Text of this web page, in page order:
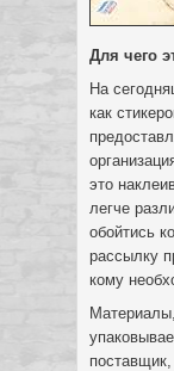
Для чего
На
как
это
легче
обойтись
рассылку
кому